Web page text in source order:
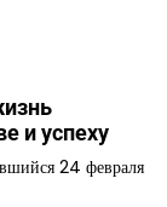
и успеху
24 февраля